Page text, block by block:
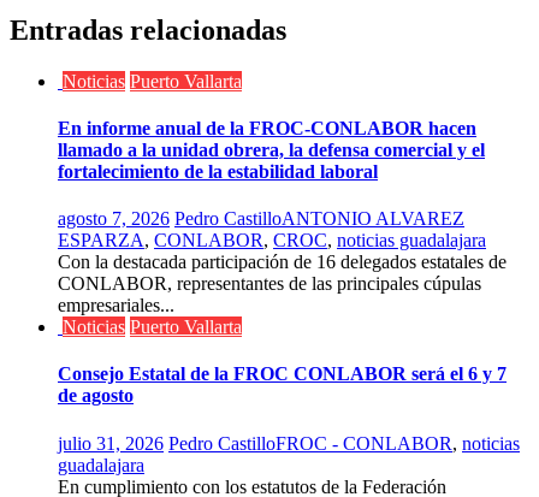
Entradas relacionadas
Noticias Puerto Vallarta
En informe anual de la FROC-CONLABOR hacen
llamado a la unidad obrera, la defensa comercial y el
fortalecimiento de la estabilidad laboral
agosto 7, 2026 Pedro CastilloANTONIO ALVAREZ
ESPARZA, CONLABOR, CROC, noticias guadalajara
Con la destacada participación de 16 delegados estatales de
CONLABOR, representantes de las principales cúpulas
empresariales...
Noticias Puerto Vallarta
Consejo Estatal de la FROC CONLABOR será el 6 y 7
de agosto
julio 31, 2026 Pedro CastilloFROC - CONLABOR, noticias
guadalajara
En cumplimiento con los estatutos de la Federación